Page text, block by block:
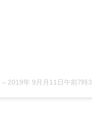
– 2019年 9月月11日午前7時